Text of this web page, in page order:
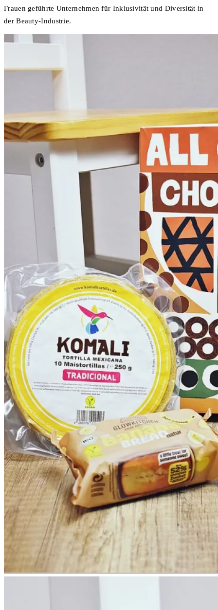
Frauen geführte Unternehmen für Inklusivität und Diversität in
der Beauty-Industrie.